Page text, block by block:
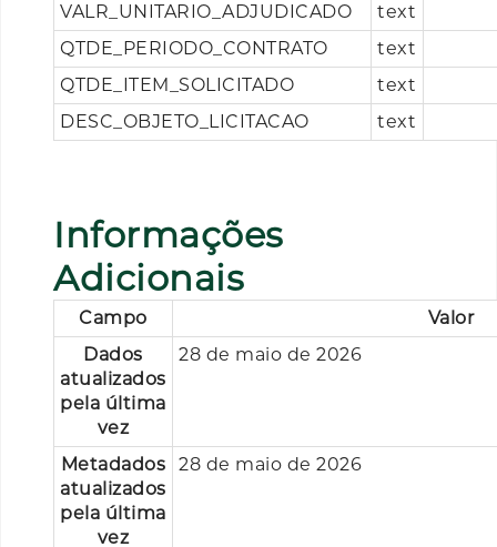
VALR_UNITARIO_ADJUDICADO
text
QTDE_PERIODO_CONTRATO
text
QTDE_ITEM_SOLICITADO
text
DESC_OBJETO_LICITACAO
text
Informações
Adicionais
Campo
Valor
Dados
atualizados
pela última
vez
28 de maio de 2026
Metadados
atualizados
pela última
vez
28 de maio de 2026